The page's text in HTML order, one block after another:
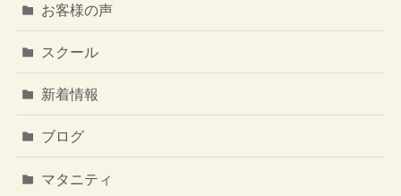
お客様の声
スクール
新着情報
ブログ
マタニティ